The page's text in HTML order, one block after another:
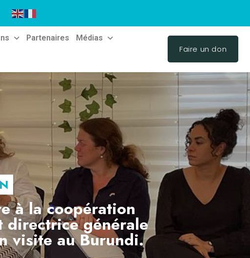
Partenaires Médias
Faire un don
à la coopération
directrice générale
visite au Burundi.